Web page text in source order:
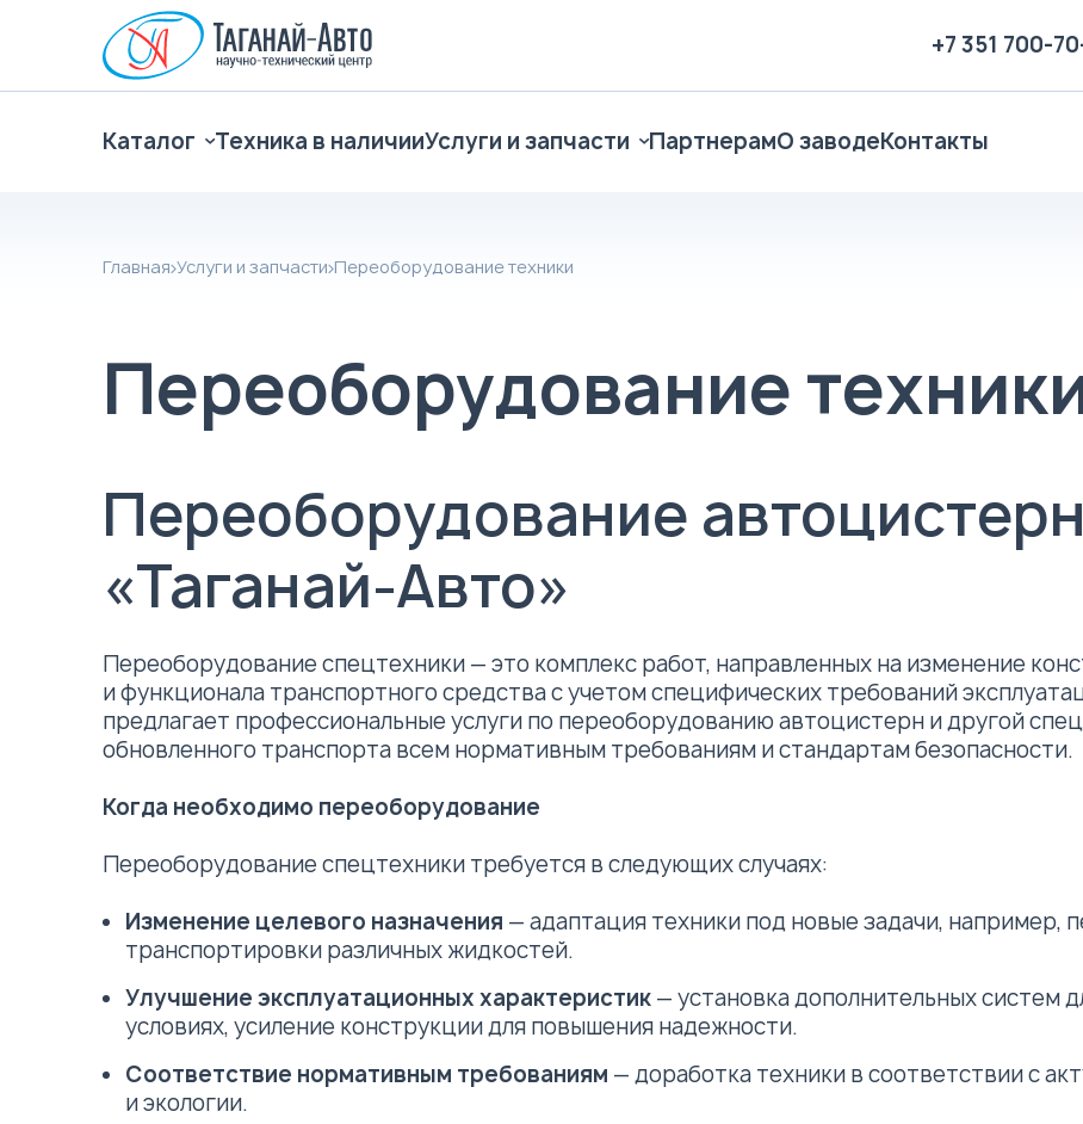
+7 351 700-
Каталог Техника в наличииУслуги и запчасти ПартнерамО заводеКонтакты
Главная Услуги и запчасти Переоборудование техники
Переоборудование
Переоборудование
«Таганай-Авто»
Переоборудование спецтехники — это комплекс работ, направленных на изменение
и функционала транспортного средства с учетом специфических требований
предлагает профессиональные услуги по переоборудованию автоцистерн и другой
обновленного транспорта всем нормативным требованиям и стандартам безопасности.
Когда необходимо переоборудование
Переоборудование спецтехники требуется в следующих случаях:
Изменение целевого назначения — адаптация техники под новые задачи, например,
транспортировки различных жидкостей.
Улучшение эксплуатационных характеристик — установка дополнительных систем
условиях, усиление конструкции для повышения надежности.
Соответствие нормативным требованиям — доработка техники в соответствии с
и экологии.